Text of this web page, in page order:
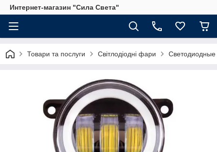
Интернет-магазин "Сила Света"
Товари та послуги Світлодіодні фари